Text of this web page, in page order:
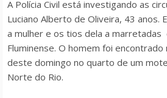
A Polícia Civil está investigando as
Luciano Alberto de Oliveira, 43 anos.
a mulher e os tios dela a marretadas
Fluminense. O homem foi
deste domingo no quarto de um
Norte do Rio.